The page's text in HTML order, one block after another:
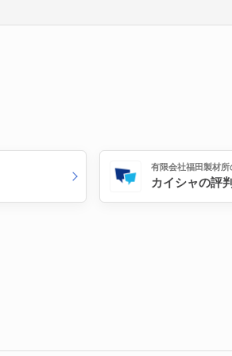
有限会社福田製材所
カイシャの評